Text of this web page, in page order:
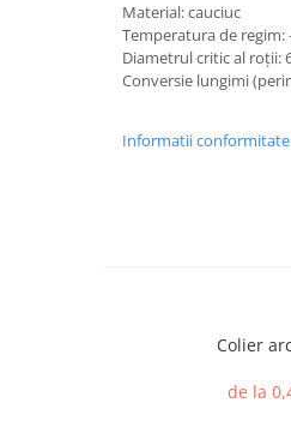
Material: cauciuc
Temperatura de regim:
Diametrul critic al roții:
Conversie lungimi
Informatii
Colier
de la